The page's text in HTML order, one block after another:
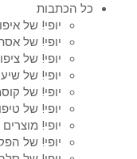
כל הכתבות
יופי! של
יופי! של
יופי! של
יופי! של
יופי! של
יופי! של
יופי!
יופי! של